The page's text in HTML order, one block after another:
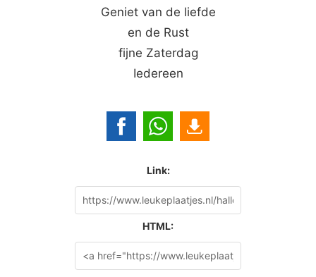
Geniet van de liefde
en de Rust
fijne Zaterdag
Iedereen
Link:
HTML: